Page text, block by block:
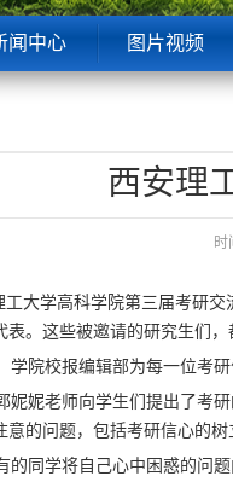
闻中心 图片视频
西安理
大学高科学院第三届考研交
。这些被邀请的研究生们，
院校报编辑部为每一位考研
妮老师向学生们提出了考
意的问题，包括考研信心的树
同学将自己心中困惑的问